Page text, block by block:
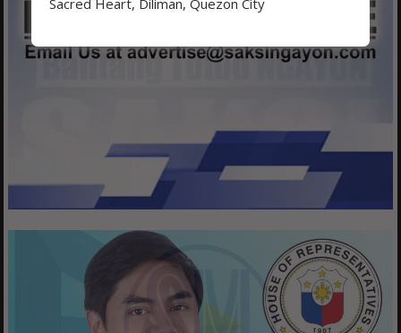
Sacred Heart, Diliman, Quezon City